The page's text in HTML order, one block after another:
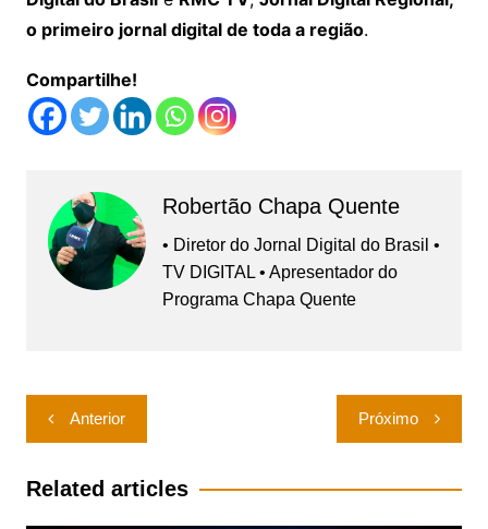
o primeiro jornal digital de toda a região.
Compartilhe!
Robertão Chapa Quente
• Diretor do Jornal Digital do Brasil •
TV DIGITAL • Apresentador do
Programa Chapa Quente
Navegação
de
Post
Anterior Próximo
Related articles